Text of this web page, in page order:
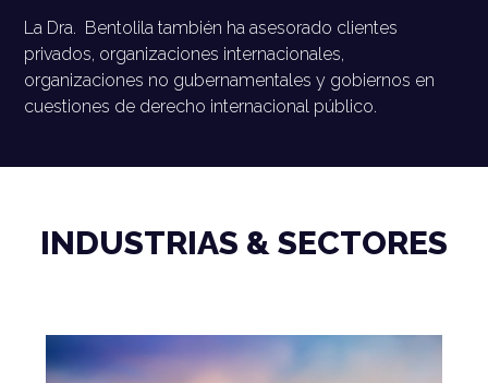
La Dra. Bentolila también ha asesorado clientes
privados, organizaciones internacionales,
organizaciones no gubernamentales y gobiernos en
cuestiones de derecho internacional público.
INDUSTRIAS & SECTORES